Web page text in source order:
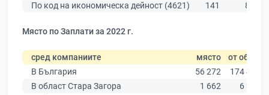
По код на икономическа дейност (4621)
141 857
Място по Заплати за 2022 г.
сред компаниите място от общо
В България
56 272
174 403
В област Стара Загора
1 662
6 394